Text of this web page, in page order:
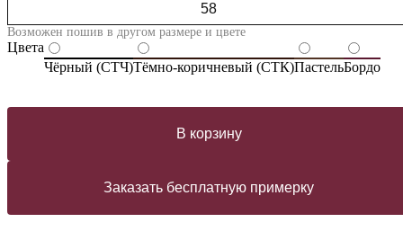
58
Возможен пошив в другом размере и цвете
Цвета
Чёрный (СТЧ)Тёмно-коричневый (СТК)ПастельБордо
В корзину
Заказать бесплатную примерку